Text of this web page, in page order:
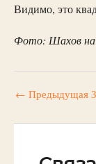
Видимо, это
Фото: Шахов на
← Предыдущая